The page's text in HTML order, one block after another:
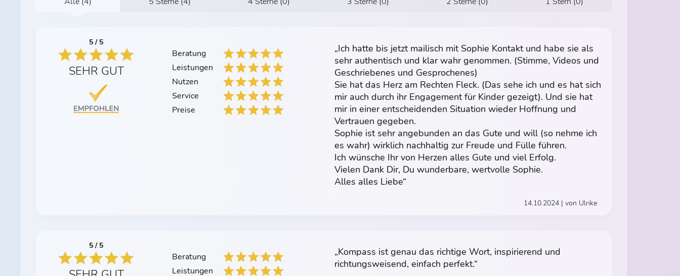
5 / 5
SEHR GUT
Beratung
Leistungen
Nutzen
Service
Preise
„Ich hatte bis jetzt mailisch mit Sophie Kontakt und habe sie als
sehr authentisch und klar wahr genommen. (Stimme, Videos und
Geschriebenes und Gesprochenes)
Sie hat das Herz am Rechten Fleck. (Das sehe ich und es hat sich
mir auch durch ihr Engagement für Kinder gezeigt). Und sie hat
mir in einer entscheidenden Situation wieder Hoffnung und
Vertrauen gegeben.
Sophie ist sehr angebunden an das Gute und will (so nehme ich
es wahr) wirklich nachhaltig zur Freude und Fülle führen.
Ich wünsche Ihr von Herzen alles Gute und viel Erfolg.
Vielen Dank Dir, Du wunderbare, wertvolle Sophie.
Alles alles Liebe“
14.10.2024 | von Ulrike
5 / 5
Beratung
Leistungen
„Kompass ist genau das richtige Wort, inspirierend und
richtungsweisend, einfach perfekt.“